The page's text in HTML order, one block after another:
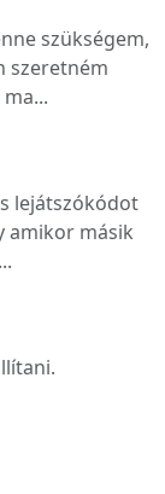
szükségem,
szeretném
lejátszókódot
amikor másik